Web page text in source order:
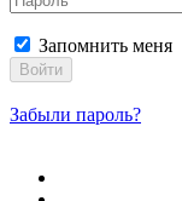
Запомнить меня
Войти
Забыли пароль?